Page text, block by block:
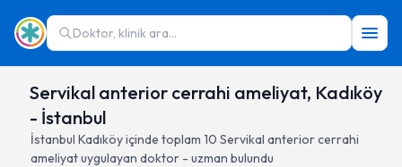
Doktor, klinik ara...
Servikal anterior cerrahi ameliyat, Kadıköy
- İstanbul
İstanbul Kadıköyiçinde toplam 10 Servikal anterior cerrahi
ameliyatuygulayan doktor - uzman bulundu